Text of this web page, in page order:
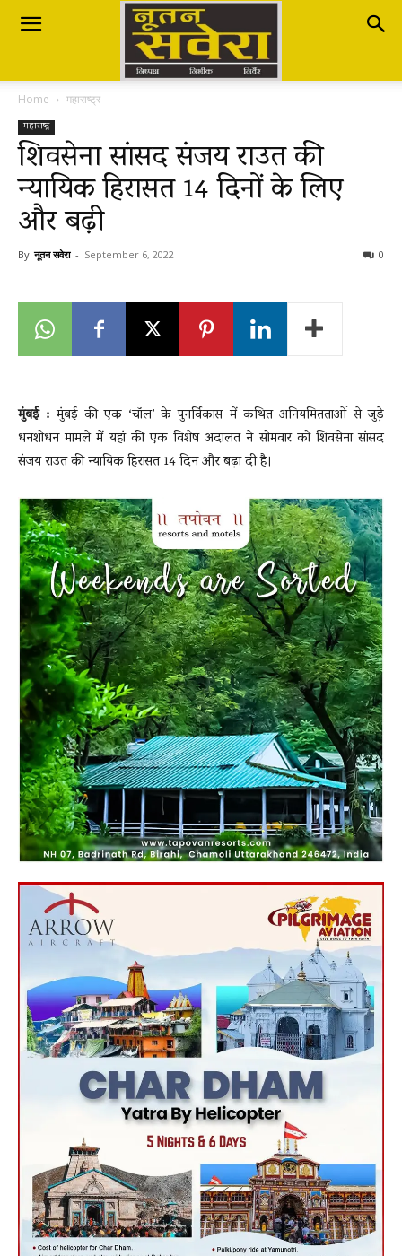
Nutan
Savera
नूतन
सवेरा
News
LIVE
Home महाराष्ट्र
महाराष्ट्र
शिवसेना सांसद संजय राउत की
न्यायिक हिरासत 14 दिनों के लिए
और बढ़ी
By नूतन सवेरा - September 6, 2022 0
मुंबई : मुंबई की एक ‘चॉल’ के पुनर्विकास में कथित अनियमितताओं से जुड़े
धनशोधन मामले में यहां की एक विशेष अदालत ने सोमवार को शिवसेना सांसद
संजय राउत की न्यायिक हिरासत 14 दिन और बढ़ा दी है।